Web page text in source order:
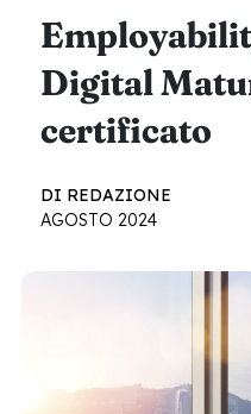
Digital
certificato
DI REDAZIONE
AGOSTO 2024